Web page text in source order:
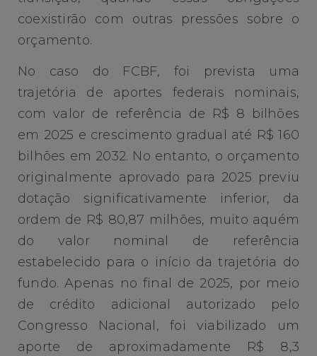
coexistirão com outras pressões sobre o
orçamento.
No caso do FCBF, foi prevista uma
trajetória de aportes federais nominais,
com valor de referência de R$ 8 bilhões
em 2025 e crescimento gradual até R$ 160
bilhões em 2032. No entanto, o orçamento
originalmente aprovado para 2025 previu
dotação significativamente inferior, da
ordem de R$ 80,87 milhões, muito aquém
do valor nominal de referência
estabelecido para o início da trajetória do
fundo. Apenas no final de 2025, por meio
de crédito adicional autorizado pelo
Congresso Nacional, foi viabilizado um
aporte de aproximadamente R$ 8,3